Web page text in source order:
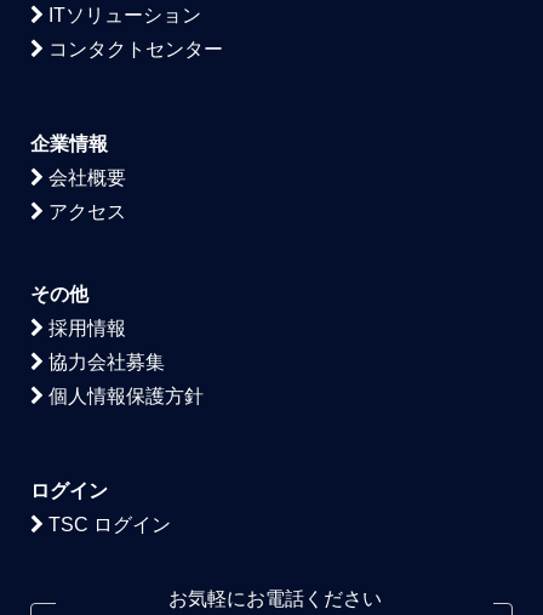
ITソリューション
コンタクトセンター
企業情報
会社概要
アクセス
その他
採用情報
協力会社募集
個人情報保護方針
ログイン
TSC ログイン
お気軽にお電話ください